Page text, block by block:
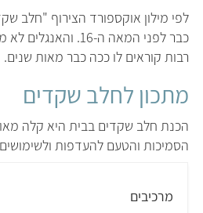
לפי מילון אוקספורד הצירוף "חלב
כבר לפני המאה ה-16.
רבות קוראים לו ככה כבר מאות שנים.
מתכון לחלב שקדים
הכנת חלב שקדים בבית היא קלה
הסמיכות והטעם להעדפות
מרכיבים